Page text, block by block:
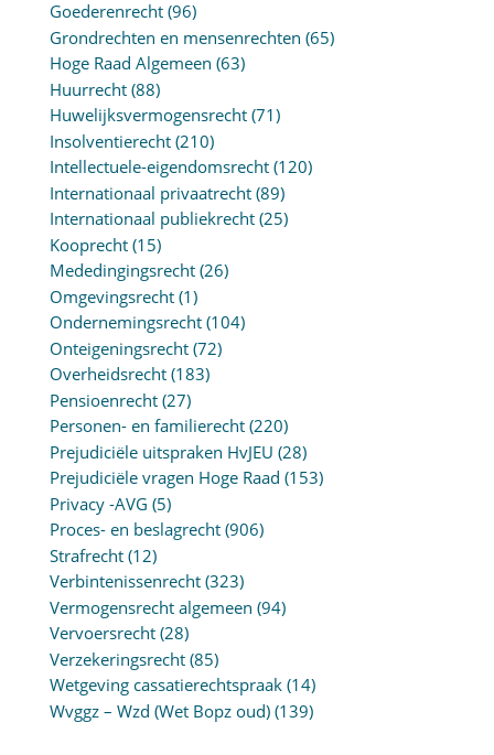
Goederenrecht(96)
Grondrechten en mensenrechten (65)
Hoge Raad Algemeen (63)
Huurrecht(88)
Huwelijksvermogensrecht(71)
Insolventierecht(210)
Intellectuele-eigendomsrecht(120)
Internationaal privaatrecht(89)
Internationaal publiekrecht(25)
Kooprecht(15)
Mededingingsrecht(26)
Omgevingsrecht(1)
Ondernemingsrecht(104)
Onteigeningsrecht(72)
Overheidsrecht(183)
Pensioenrecht(27)
Personen- en familierecht(220)
Prejudiciële uitspraken HvJEU (28)
Prejudiciële vragen Hoge Raad (153)
Privacy -AVG (5)
Proces- en beslagrecht(906)
Strafrecht(12)
Verbintenissenrecht(323)
Vermogensrecht algemeen (94)
Vervoersrecht(28)
Verzekeringsrecht(85)
Wetgeving cassatierechtspraak(14)
Wvggz – Wzd (Wet Bopz oud)(139)